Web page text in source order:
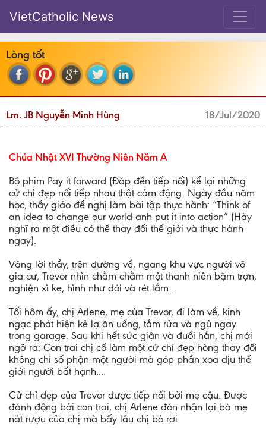
VietCatholic News
Lòng tốt
Lm. JB Nguyễn Minh Hùng 18/Jul/2020
Chúa Nhật XVI Thường Niên Năm A
Bộ phim Pay it forward (Đáp đền tiếp nối) kể lại những
cử chỉ đẹp nối tiếp nhau thật cảm động: Ngày đầu năm
học, thầy giáo đề nghị làm bài tập thực hành: “Think of
an idea to change our world anh put it into action” (Hãy
nghĩ ra một điều có thể thay đổi thế giới và thực hành
ngay).
Vâng lời thầy, trên đường về, ngang khu vực người vô
gia cư, Trevor nhìn chằm chằm một thanh niên bặm trợn,
nghiện xì ke, hình như đói và rét lắm…
Tối hôm ấy, chị Arlene, mẹ của Trevor, đi làm về, kinh
ngạc phát hiện kẻ lạ ăn uống, tắm rửa và ngủ ngay
trong garage. Sau khi hết sức giận và đuổi hắn, chị mới
ngỡ ra: Con trai chị cố làm một cử chỉ đẹp hòng thay đổi
không chỉ số phận một người mà góp phần xoa dịu thế
giới người bất hạnh...
Cử chỉ đẹp của Trevor được tiếp nối bởi mẹ cậu. Được
đánh động bởi con trai, chị Arlene đón nhận lại bà mẹ
nát rượu của chị mà bấy lâu chị bỏ rơi.